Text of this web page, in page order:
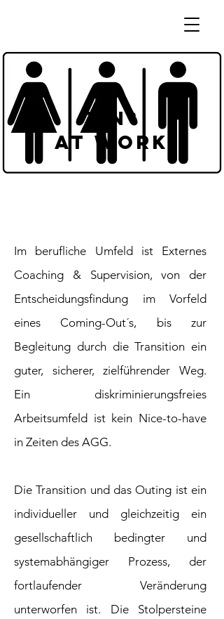
TIN*
at work
Im berufliche Umfeld ist Externes
Coaching & Supervision, von der
Entscheidungsfindung im Vorfeld
eines Coming-Out´s, bis zur
Begleitung durch die Transition ein
guter, sicherer, zielführender Weg.
Ein diskriminierungsfreies
Arbeitsumfeld ist kein Nice-to-have
in Zeiten des AGG.
Die Transition und das Outing ist ein
individueller und gleichzeitig ein
gesellschaftlich bedingter und
systemabhängiger Prozess, der
fortlaufender Veränderung
unterworfen ist. Die Stolpersteine